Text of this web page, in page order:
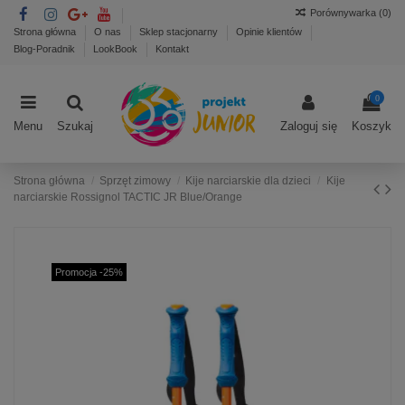
Strona główna O nas Sklep stacjonarny
Opinie klientów
Blog-Poradnik
LookBook Kontakt
Porównywarka (0)
Menu Szukaj Zaloguj się
0
Koszyk
Strona główna Sprzęt zimowy Kije narciarskie dla dzieci
Kije
narciarskie Rossignol TACTIC JR Blue/Orange
Promocja -25%